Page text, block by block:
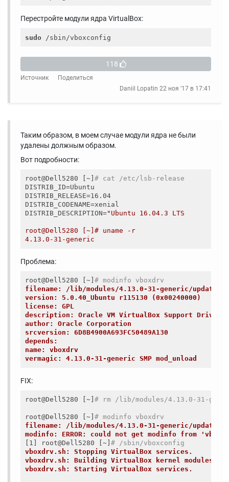
Перестройте модули ядра VirtualBox:
sudo
118
Источник
Поделиться
Daniil Lopatin 22 ноя '17 в 17:41
Таким образом, в моем случае модули ядра не были
удалены должным образом.
Вот подробности:
root@Dell5280 [~]# cat /etc/lsb-release
DISTRIB_ID=Ubuntu
DISTRIB_RELEASE=16.04
DISTRIB_CODENAME=xenial
DISTRIB_DESCRIPTION="Ubuntu 16.04.3 LTS
root@Dell5280 [~]# uname -r
Проблема:
root@Dell5280 [~]# modinfo vboxdrv
filename: /lib/modules/4.13.0-31-generic/updates/
version: 5.0.40_Ubuntu r115130 (0x00240000)
license: GPL
description: Oracle VM VirtualBox Support Driver
author: Oracle Corporation
srcversion: 6D8B4900A693FC50489A130
depends:
name: vboxdrv
vermagic: 4.13.0-31-generic SMP mod_unload
FIX:
root@Dell5280 [~]# rm /lib/modules/4.13.0-31-
root@Dell5280 [~]# modinfo vboxdrv
filename: /lib/modules/4.13.0-31-generic/updates/
modinfo: ERROR: could not get modinfo from
[1] root@Dell5280 [~]# /sbin/vboxconfig
vboxdrv.sh: Stopping VirtualBox services.
vboxdrv.sh: Building VirtualBox kernel modules.
vboxdrv.sh: Starting VirtualBox services.